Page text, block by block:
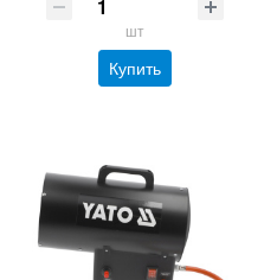
шт
Купить